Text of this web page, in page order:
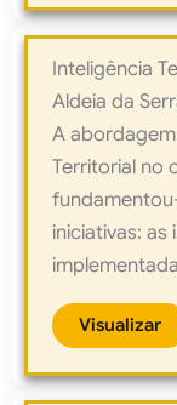
novo arco
convergirá
de
Inteligência
Aldeia da
A
Territorial no
iniciativas:
Ambiental e
Comissão de
decorrem
Visualizar